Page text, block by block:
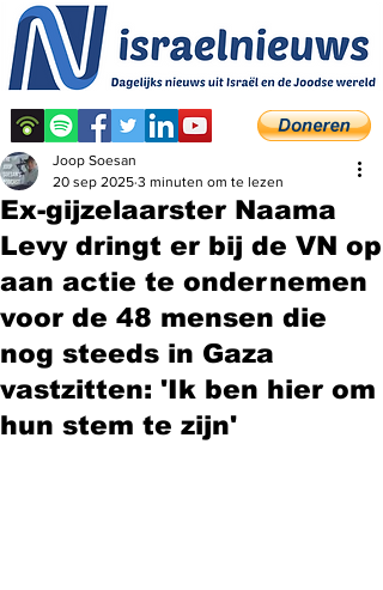
Ex-gijzelaarster Naama
Levy dringt er bij de VN op
aan actie te ondernemen
voor de 48 mensen die
nog steeds in Gaza
vastzitten: 'Ik ben hier om
hun stem te zijn'
Joop Soesan
20 sep 2025 3 minuten om te lezen